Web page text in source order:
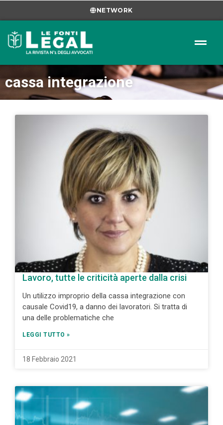
NETWORK
cassa integrazione
Lavoro, tutte le criticità aperte dalla crisi
Un utilizzo improprio della cassa integrazione con
causale Covid19, a danno dei lavoratori. Si tratta di
una delle problematiche che
LEGGI TUTTO »
18 Febbraio 2021